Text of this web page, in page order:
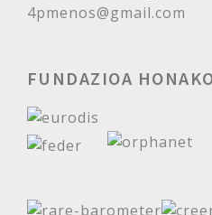
4pmenos@gmail.com
FUNDAZIOA